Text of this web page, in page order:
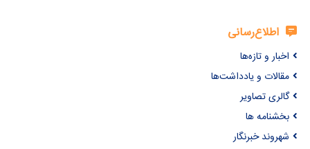
اطلاع‌رسانی
اخبار و تازه‌ها
مقالات و یادداشت‌ها
گالری تصاویر
بخشنامه ها
شهروند خبرنگار